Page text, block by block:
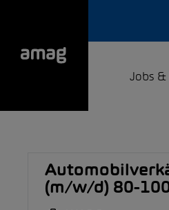
Jobs &
(m/w/d) 80-